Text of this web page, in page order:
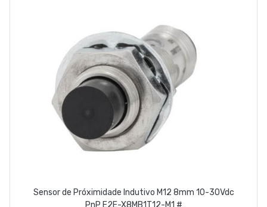
Sensor de Próximidade Indutivo M12 8mm 10-30Vdc